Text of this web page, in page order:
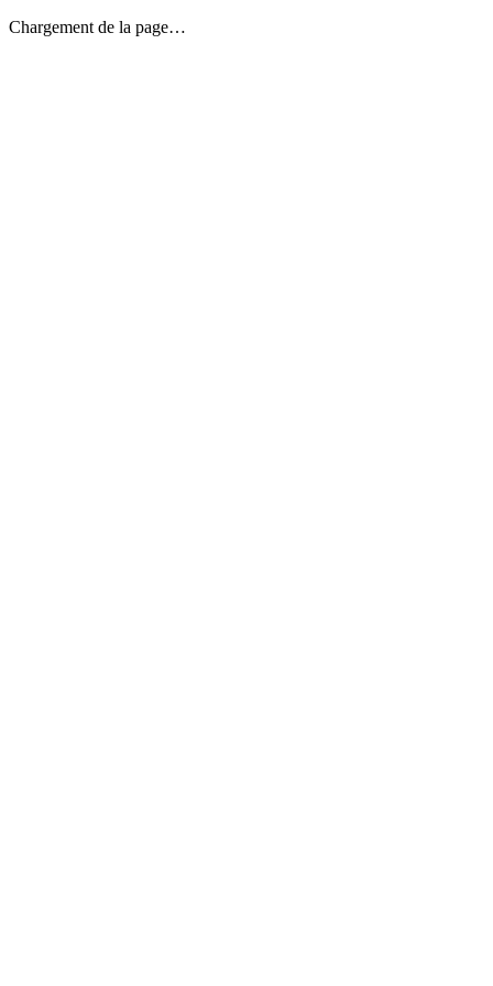
Chargement de la page…